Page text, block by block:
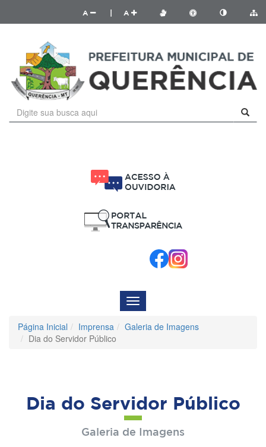
A A
Menu
de
Navegação
Página Inicial Imprensa
Galeria de Imagens
Dia do Servidor Público
Dia do Servidor Público
Galeria de Imagens